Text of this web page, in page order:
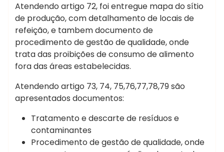
Atendendo artigo 72, foi entregue mapa do sítio
de produção, com detalhamento de locais de
refeição, e tambem documento de
procedimento de gestão de qualidade, onde
trata das proibições de consumo de alimento
fora das áreas estabelecidas.
Atendendo artigo 73, 74, 75,76,77,78,79 são
apresentados documentos:
Tratamento e descarte de resíduos e
contaminantes
Procedimento de gestão de qualidade, onde